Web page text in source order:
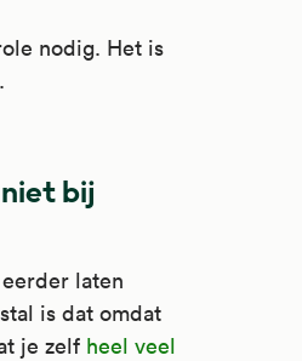
nodig. Het is
bij
laten
is dat omdat
je zelf heel veel